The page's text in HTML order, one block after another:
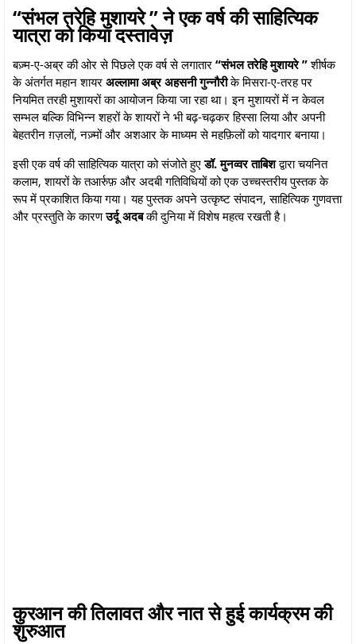
“संभल तरेहि मुशायरे ” ने एक वर्ष की साहित्यिक
यात्रा को किया दस्तावेज़
बज़्म-ए-अब्र की ओर से पिछले एक वर्ष से लगातार “संभल तरेहि मुशायरे”शीर्षक
के अंतर्गत महान शायर अल्लामा अब्र अहसनी गुन्नौरीके मिसरा-ए-तरह पर
नियमित तरही मुशायरों का आयोजन किया जा रहा था। इन मुशायरों में न केवल
सम्भल बल्कि विभिन्न शहरों के शायरों ने भी बढ़-चढ़कर हिस्सा लिया और अपनी
बेहतरीन ग़ज़लों, नज़्मों और अशआर के माध्यम से महफ़िलों को यादगार बनाया।
इसी एक वर्ष की साहित्यिक यात्रा को संजोते हुएडॉ. मुनव्वर ताबिशद्वारा चयनित
कलाम, शायरों के तआर्रुफ़ और अदबी गतिविधियों को एक उच्चस्तरीय पुस्तक के
रूप में प्रकाशित किया गया। यह पुस्तक अपने उत्कृष्ट संपादन, साहित्यिक गुणवत्ता
और प्रस्तुति के कारणउर्दू अदबकी दुनिया में विशेष महत्व रखती है।
कुरआन की तिलावत और नात से हुई कार्यक्रम की
शुरुआत